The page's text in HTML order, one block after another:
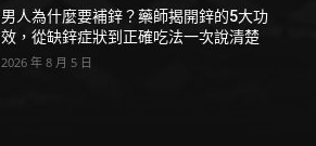
男人為什麼要補鋅？藥師揭開鋅的5大功
效，從缺鋅症狀到正確吃法一次說清楚
2026 年 8 月 5 日